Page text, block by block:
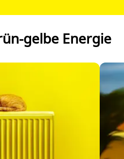
gelbe Energie